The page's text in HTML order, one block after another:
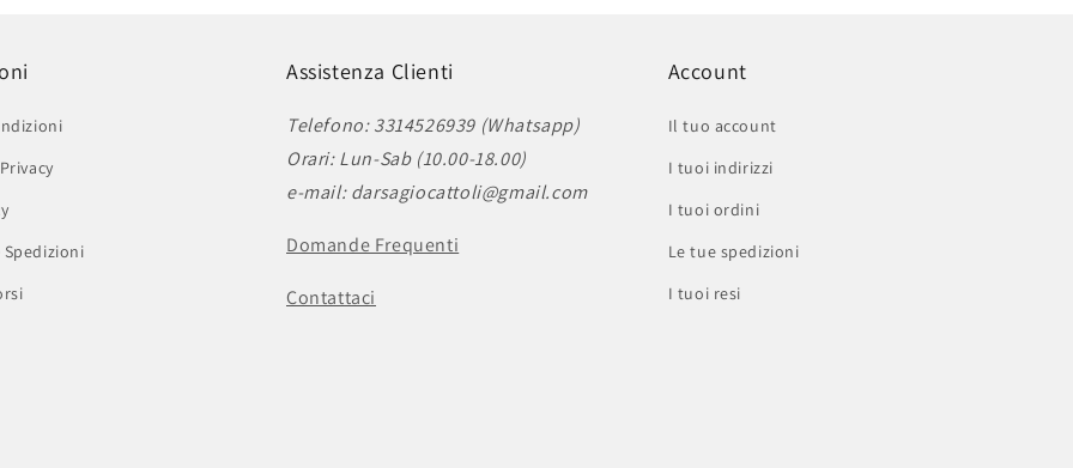
Spedizioni
Assistenza Clienti
Telefono: 3314526939 (Whatsapp)
Orari: Lun-Sab (10.00-18.00)
e-mail: darsagiocattoli@gmail.com
Domande Frequenti
Contattaci
Account
Il tuo account
I tuoi indirizzi
I tuoi ordini
Le tue spedizioni
I tuoi resi